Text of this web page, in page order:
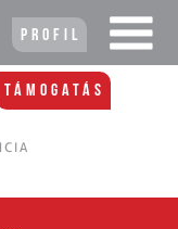
Profil
Támogatás